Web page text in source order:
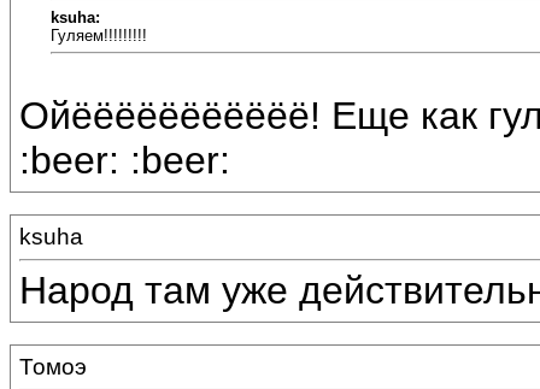
ksuha:
Гуляем!!!!!!!!!
Ойёёёёёёёёёёё! Еще как
:beer: :beer:
ksuha
Народ там уже
Томоэ